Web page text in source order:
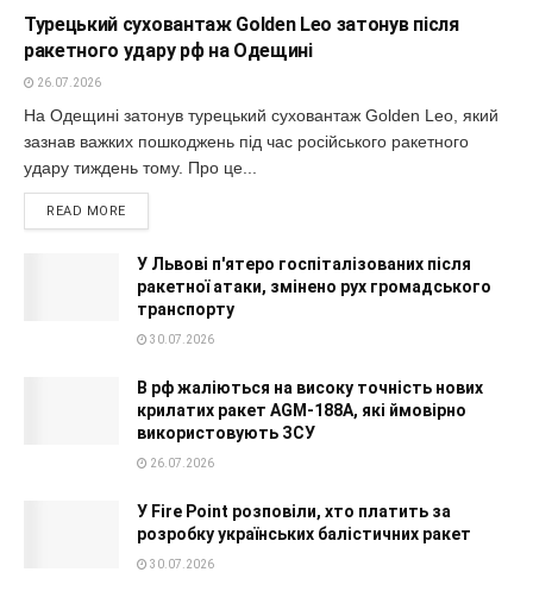
Турецький суховантаж Golden Leo затонув після
ракетного удару рф на Одещині
26.07.2026
На Одещині затонув турецький суховантаж Golden Leo, який
зазнав важких пошкоджень під час російського ракетного
удару тиждень тому. Про це...
READ MORE
У Львові п'ятеро госпіталізованих після
ракетної атаки, змінено рух громадського
транспорту
30.07.2026
В рф жаліються на високу точність нових
крилатих ракет AGM-188A, які ймовірно
використовують ЗСУ
26.07.2026
У Fire Point розповіли, хто платить за
розробку українських балістичних ракет
30.07.2026